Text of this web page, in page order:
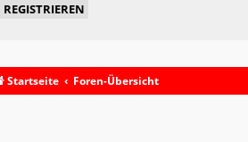
REGISTRIEREN
Startseite Foren-Übersicht